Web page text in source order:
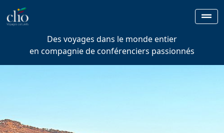
Des voyages dans le monde entier
en compagnie de conférenciers passionnés